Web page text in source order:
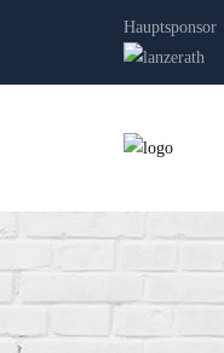
Hauptsponsor